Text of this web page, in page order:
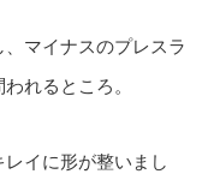
マイナスのプレスラ
れるところ。
イに形が整いまし